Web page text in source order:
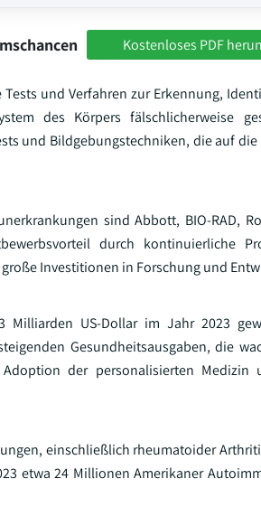
Kostenloses PDF
und Verfahren zur Erkennung,
des Körpers fälschlicherweise
und Bildgebungstechniken, die auf
sind Abbott, BIO-RAD,
durch kontinuierliche
Investitionen in Forschung und
US-Dollar im Jahr 2023
Gesundheitsausgaben, die
der personalisierten Medizin
einschließlich rheumatoider
etwa 24 Millionen Amerikaner